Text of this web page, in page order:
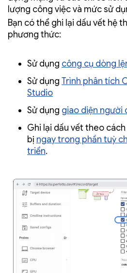
lượng công việc và mức sử
Bạn có thể ghi lại dấu vết hệ
phương thức:
Sử dụng công cụ dòng
Sử dụng Trình phân tích
Studio
Sử dụng giao diện người
Ghi lại dấu vết theo
bị ngay trong phần tuỳ
triển.